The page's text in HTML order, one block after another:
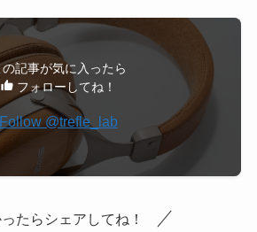
の記事が気に入ったら
フォローしてね！
Follow @trefle_lab
たらシェアしてね！